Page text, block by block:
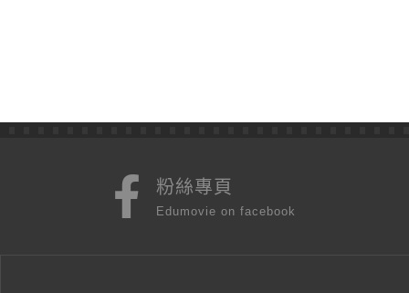
粉絲專頁
Edumovie on facebook